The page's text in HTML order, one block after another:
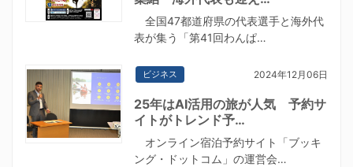
全国47都道府県の代表選手と海外代
表が集う「第41回わんぱ…
ビジネス 2024年12月06日
25年はAI活用の旅が人気 予約サ
イトがトレンド予…
オンライン宿泊予約サイト「ブッキ
ング・ドットコム」の運営会…